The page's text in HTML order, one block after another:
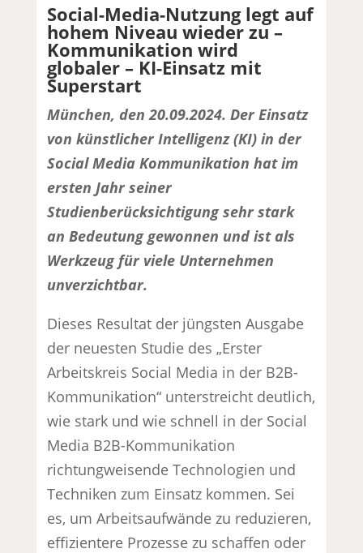
Social-Media-Nutzung legt auf
hohem Niveau wieder zu –
Kommunikation wird
globaler – KI-Einsatz mit
Superstart
München, den 20.09.2024. Der Einsatz
von künstlicher Intelligenz (KI) in der
Social Media Kommunikation hat im
ersten Jahr seiner
Studienberücksichtigung sehr stark
an Bedeutung gewonnen und ist als
Werkzeug für viele Unternehmen
unverzichtbar.
Dieses Resultat der jüngsten Ausgabe
der neuesten Studie des „Erster
Arbeitskreis Social Media in der B2B-
Kommunikation“ unterstreicht deutlich,
wie stark und wie schnell in der Social
Media B2B-Kommunikation
richtungweisende Technologien und
Techniken zum Einsatz kommen. Sei
es, um Arbeitsaufwände zu reduzieren,
effizientere Prozesse zu schaffen oder